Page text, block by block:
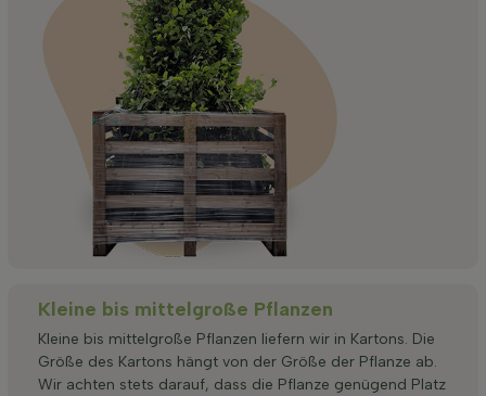
Kleine bis mittelgroße Pflanzen
Kleine bis mittelgroße Pflanzen liefern wir in Kartons. Die
Größe des Kartons hängt von der Größe der Pflanze ab.
Wir achten stets darauf, dass die Pflanze genügend Platz